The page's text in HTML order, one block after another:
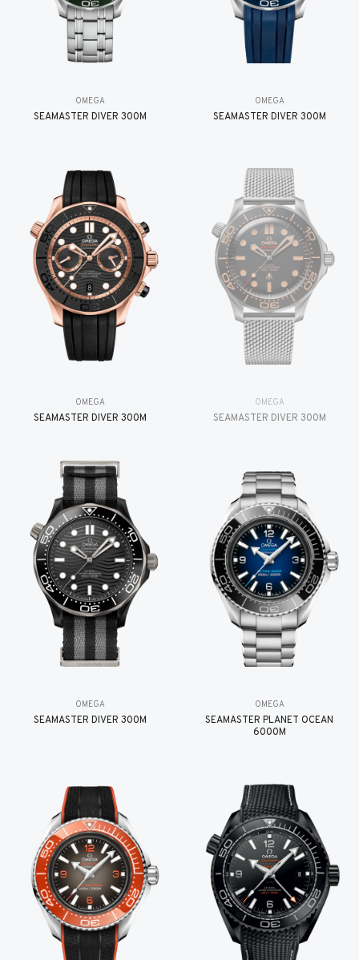
OMEGA
SEAMASTER DIVER 300M
OMEGA
SEAMASTER DIVER 300M
OMEGA
SEAMASTER DIVER 300M
OMEGA
SEAMASTER DIVER 300M
OMEGA
SEAMASTER DIVER 300M
OMEGA
SEAMASTER PLANET OCEAN
6000M